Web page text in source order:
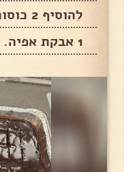
להוסיף 2 כוסות קמח של 250 מיל
1 אבקת אפיה.